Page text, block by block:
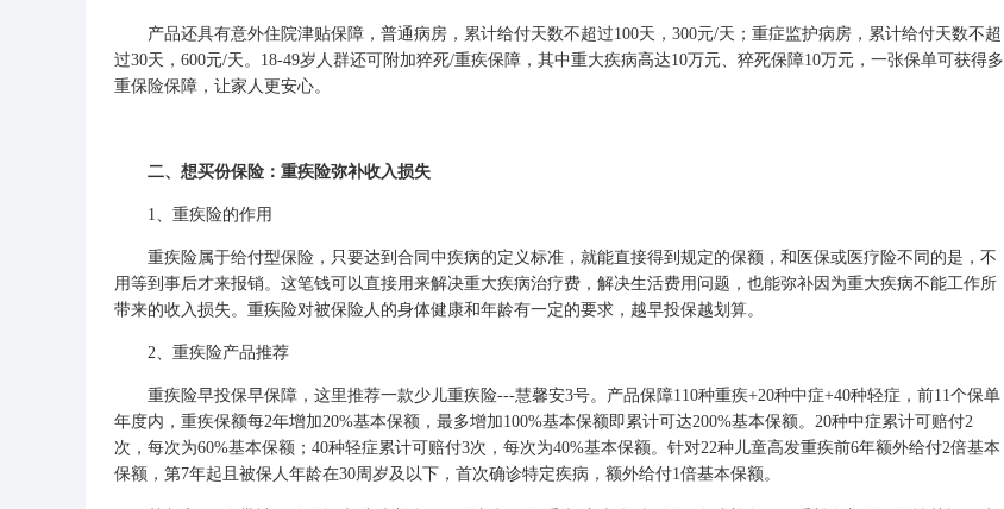
产品还具有意外住院津贴保障，普通病房，累计给付天数不超过100天，300元/天；重症监护病房，累计给付天数不超
过30天，600元/天。18-49岁人群还可附加猝死/重疾保障，其中重大疾病高达10万元、猝死保障10万元，一张保单可获得多
重保险保障，让家人更安心。
二、想买份保险：重疾险弥补收入损失
1、重疾险的作用
重疾险属于给付型保险，只要达到合同中疾病的定义标准，就能直接得到规定的保额，和医保或医疗险不同的是，不
用等到事后才来报销。这笔钱可以直接用来解决重大疾病治疗费，解决生活费用问题，也能弥补因为重大疾病不能工作所
带来的收入损失。重疾险对被保险人 的身体健康和年龄有一定的要求，越早投保越划算。
2、重疾险产品推荐
重疾险早投保早保障，这里推荐一款少儿重疾险---慧馨安3号。产品保障110种重疾+20种中症+40种轻症，前11个保单
年度内，重疾保额每2年增加20%基本保额，最多增加100%基本保额即累计可达200%基本保额。20种中症累计可赔付2
次，每次为60%基本保额；40种轻症累计可赔付3次，每次为40%基本保额。针对22种儿童高发重疾前6年额外给付2倍基本
保额，第7年起且被保人年龄在30周岁及以下，首次确诊特定疾病，额外给付1倍基本保额。